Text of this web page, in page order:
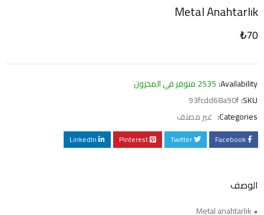
Metal Anahtarlık
₺70
Availability: 2535 متوفر في المخزون
SKU:
93fcdd68a90f
Categories: غير مصنف
Facebook
Twitter
Pinterest
LinkedIn
الوصف
• Metal anahtarlık